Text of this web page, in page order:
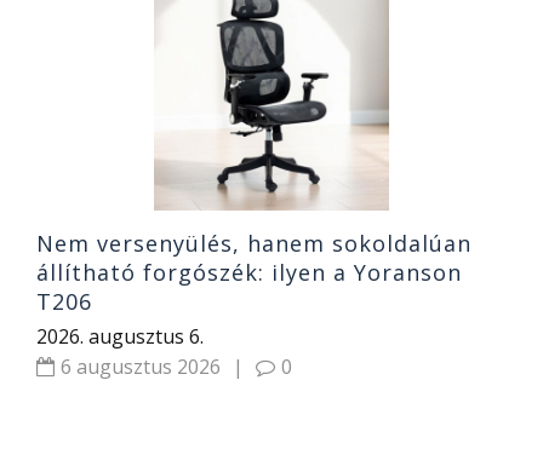
Nem versenyülés, hanem sokoldalúan
állítható forgószék: ilyen a Yoranson
T206
2026. augusztus 6.
6 augusztus 2026
| 0